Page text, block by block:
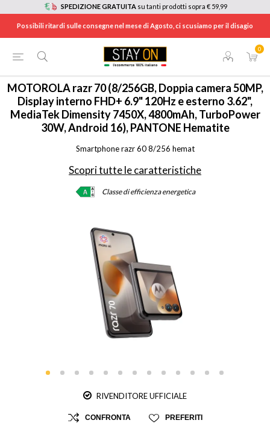
SPEDIZIONE GRATUITA su tanti prodotti sopra € 59,99
Possibili ritardi sulle consegne nel mese di Agosto, ci scusiamo per il disagio
0
TELEFONIA / MOTORAZR70HEM
MOTOROLA razr 70 (8/256GB, Doppia camera 50MP,
Display interno FHD+ 6.9" 120Hz e esterno 3.62",
MediaTek Dimensity 7450X, 4800mAh, TurboPower
30W, Android 16), PANTONE Hematite
Smartphone razr 60 8/256 hemat
Scopri tutte le caratteristiche
Classe di efficienza energetica
RIVENDITORE UFFICIALE
CONFRONTA PREFERITI